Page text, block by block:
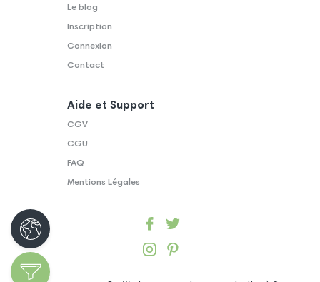
Le blog
Inscription
Connexion
Contact
Aide et Support
CGV
CGU
FAQ
Mentions Légales